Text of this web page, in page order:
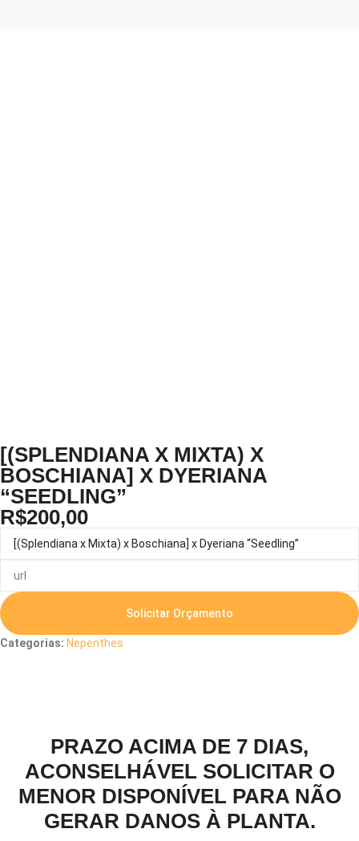
[(SPLENDIANA X MIXTA) X
BOSCHIANA] X DYERIANA
“SEEDLING”
R$200,00
Solicitar Orçamento
Categorias: Nepenthes
PRAZO ACIMA DE 7 DIAS,
ACONSELHÁVEL SOLICITAR O
MENOR DISPONÍVEL PARA NÃO
GERAR DANOS À PLANTA.